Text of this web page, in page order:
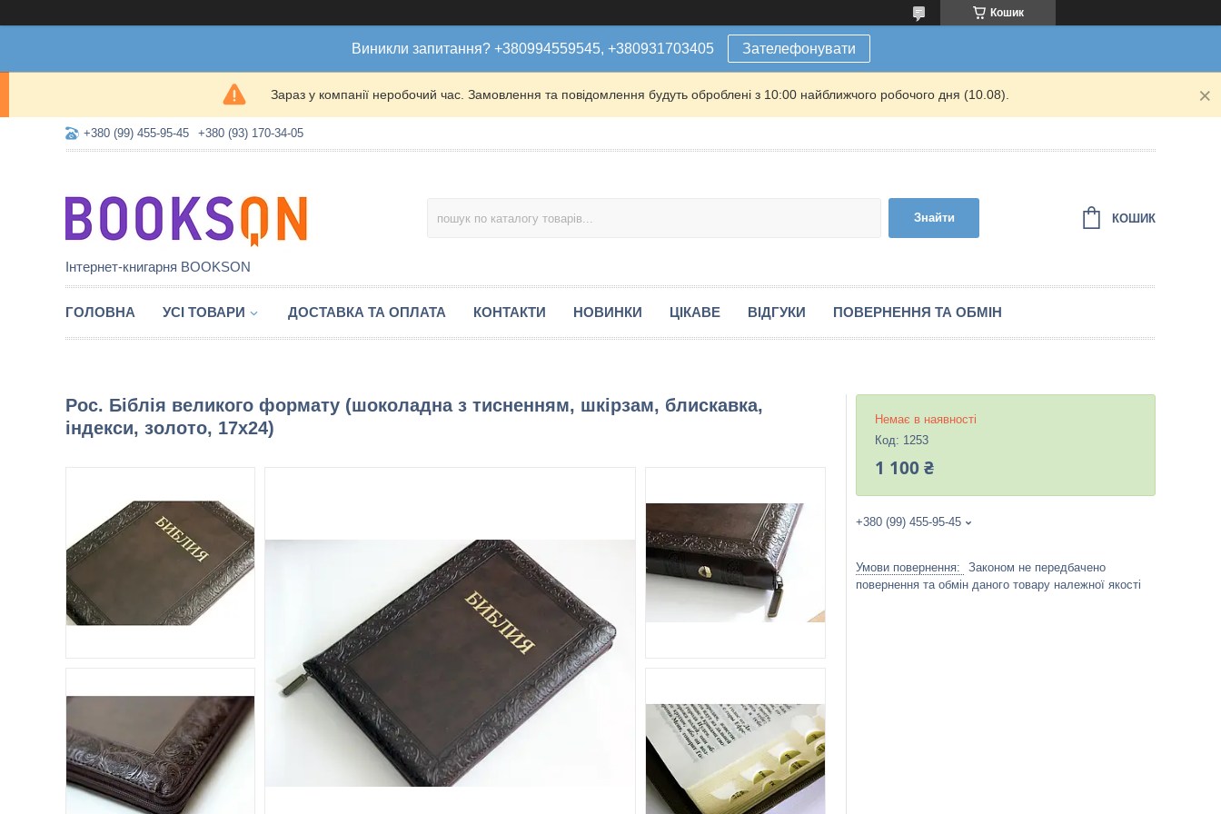
Кошик
Виникли запитання? +380994559545, +380931703405 Зателефонувати
Зараз у компанії неробочий час. Замовлення та повідомлення будуть оброблені з 10:00 найближчого робочого дня (10.08).
+380 (99) 455-95-45 +380 (93) 170-34-05
Інтернет-книгарня BOOKSON
Знайти КОШИК
ГОЛОВНА УСІ ТОВАРИ ДОСТАВКА ТА ОПЛАТА КОНТАКТИ НОВИНКИ ЦІКАВЕ ВІДГУКИ ПОВЕРНЕННЯ ТА ОБМІН
Рос. Біблія великого формату (шоколадна з тисненням, шкірзам, блискавка,
індекси, золото, 17х24)
Немає в наявності
Код: 1253
1 100 ₴
+380 (99) 455-95-45
Законом не передбачено
повернення та обмін даного товару належної якості